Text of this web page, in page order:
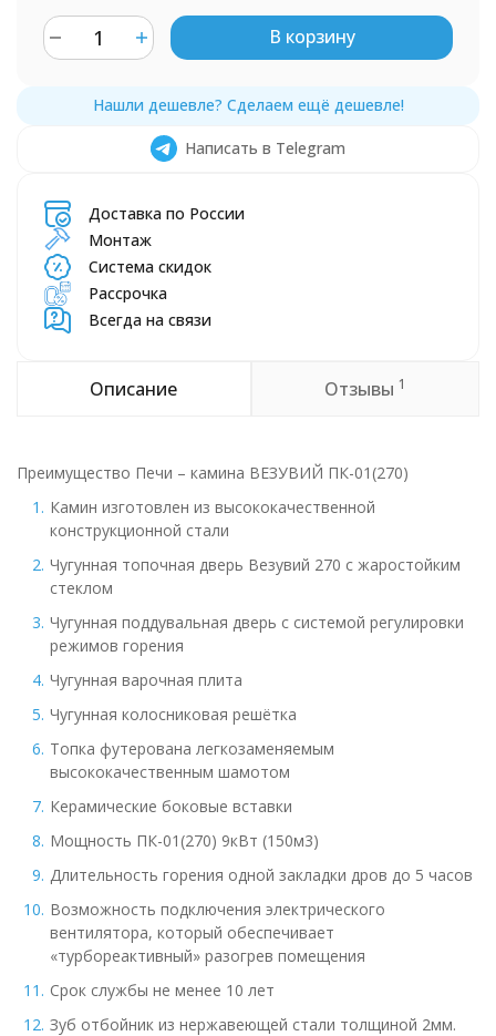
В корзину
Написать в Telegram
Доставка по России
Монтаж
Система скидок
Рассрочка
Всегда на связи
Описание Отзывы 1
Преимущество Печи – камина ВЕЗУВИЙ ПК-01(270)
Камин изготовлен из высококачественной
конструкционной стали
Чугунная топочная дверь Везувий 270 с жаростойким
стеклом
Чугунная поддувальная дверь с системой регулировки
режимов горения
Чугунная варочная плита
Чугунная колосниковая решётка
Топка футерована легкозаменяемым
высококачественным шамотом
Керамические боковые вставки
Мощность ПК-01(270) 9кВт (150м3)
Длительность горения одной закладки дров до 5 часов
Возможность подключения электрического
вентилятора, который обеспечивает
«турбореактивный» разогрев помещения
Срок службы не менее 10 лет
Зуб отбойник из нержавеющей стали толщиной 2мм.